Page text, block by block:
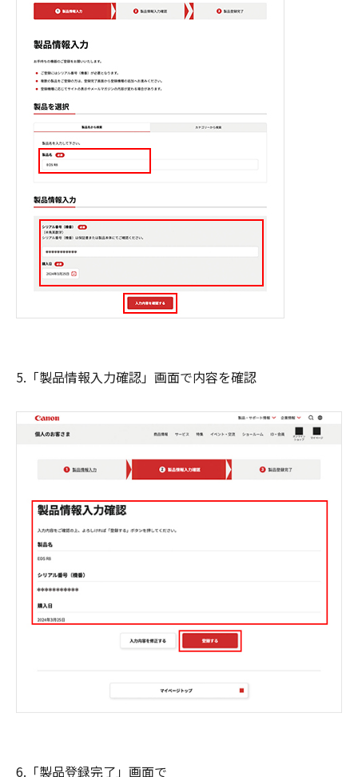
5.「製品情報入力確認」画面で内容を確認
6.「製品登録完了」画面で